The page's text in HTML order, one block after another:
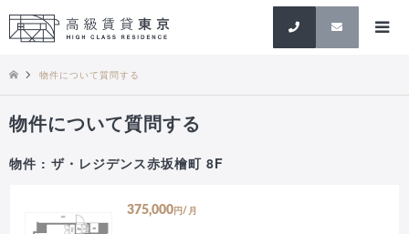
検索
物件について質問する
物件について質問する
物件 : ザ・レジデンス赤坂檜町 8F
375,000 円/月